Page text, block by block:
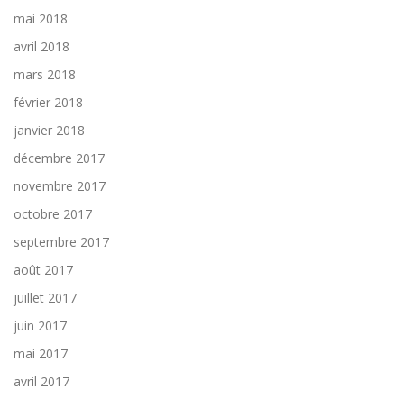
mai 2018
avril 2018
mars 2018
février 2018
janvier 2018
décembre 2017
novembre 2017
octobre 2017
septembre 2017
août 2017
juillet 2017
juin 2017
mai 2017
avril 2017